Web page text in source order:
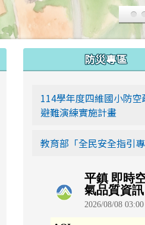
link to https://siwei-
防災專區
114學年度四維國小防空
避難演練實施計畫
教育部「全民安全指引專